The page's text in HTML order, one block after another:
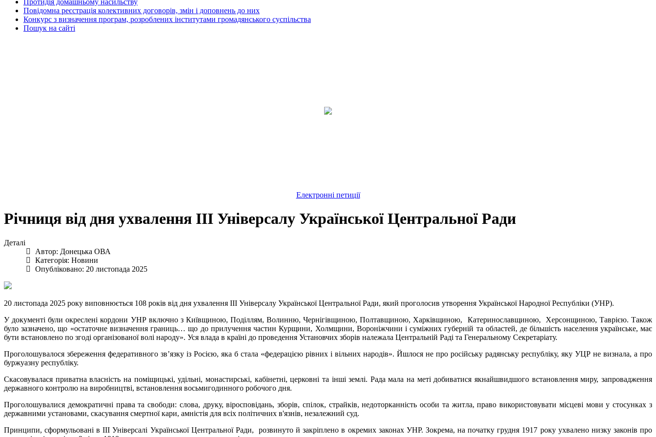
Протидія домашньому насильству
Повідомна реєстрація колективних договорів, змін і доповнень до них
Конкурс з визначення програм, розроблених інститутами громадянського суспільства
Пошук на сайті
Електронні петиції
Річниця від дня ухвалення ІІІ Універсалу Української Центральної Ради
Деталі
Автор: Донецька ОВА
Категорія: Новини
Опубліковано: 20 листопада 2025
20 листопада 2025 року виповнюється 108 років від дня ухвалення III Універсалу Української Центральної Ради, який проголосив утворення Української Народної Республіки (УНР).
У документі були окреслені кордони УНР включно з Київщиною, Поділлям, Волинню, Чернігівщиною, Полтавщиною, Харківщиною, Катеринославщиною, Херсонщиною, Таврією. Також
було зазначено, що «остаточне визначення границь… що до прилучення частин Курщини, Холмщини, Вороніжчини і суміжних губерній та областей, де більшість населення українське, має
бути встановлено по згоді організованої волі народу». Уся влада в країні до проведення Установчих зборів належала Центральній Раді та Генеральному Секретаріату.
Проголошувалося збереження федеративного зв’язку із Росією, яка б стала «федерацією рівних і вільних народів». Йшлося не про російську радянську республіку, яку УЦР не визнала, а про
буржуазну республіку.
Скасовувалася приватна власність на поміщицькі, удільні, монастирські, кабінетні, церковні та інші землі. Рада мала на меті добиватися якнайшвидшого встановлення миру, запровадження
державного контролю на виробництві, встановлення восьмигодинного робочого дня.
Проголошувалися демократичні права та свободи: слова, друку, віросповідань, зборів, спілок, страйків, недоторканність особи та житла, право використовувати місцеві мови у стосунках з
державними установами, скасування смертної кари, амністія для всіх політичних в'язнів, незалежний суд.
Принципи, сформульовані в ІІІ Універсалі Української Центральної Ради, розвинуто й закріплено в окремих законах УНР. Зокрема, на початку грудня 1917 року ухвалено низку законів про